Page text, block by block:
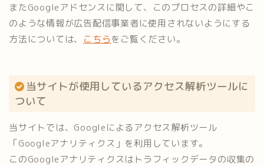
またGoogleアドセンスに関して、このプロセスの詳細やこ
のような情報が広告配信事業者に使用されないようにする
方法については、 こちらをご覧ください。
当サイトが使用しているアクセス解析ツールに
ついて
当サイトでは、Googleによるアクセス解析ツール
「Googleアナリティクス」を利用しています。
このGoogleアナリティクスはトラフィックデータの収集の